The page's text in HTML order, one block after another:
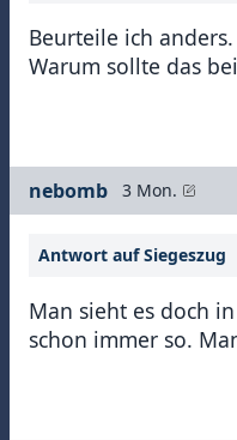
Beurteile ich
Warum sollte das
nebomb 3 Mon.
Antwort auf Siegeszug
Man sieht es doch
schon immer so.